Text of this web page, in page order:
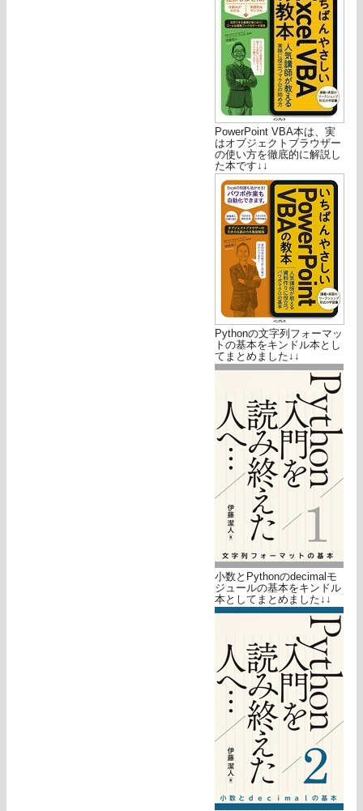
PowerPoint VBA本は、実
はオブジェクトブラウザー
の使い方を徹底的に解説し
た本です↓↓
Pythonの文字列フォーマッ
トの基本をキンドル本とし
てまとめました↓↓
小数とPythonのdecimalモ
ジュールの基本をキンドル
本としてまとめました↓↓